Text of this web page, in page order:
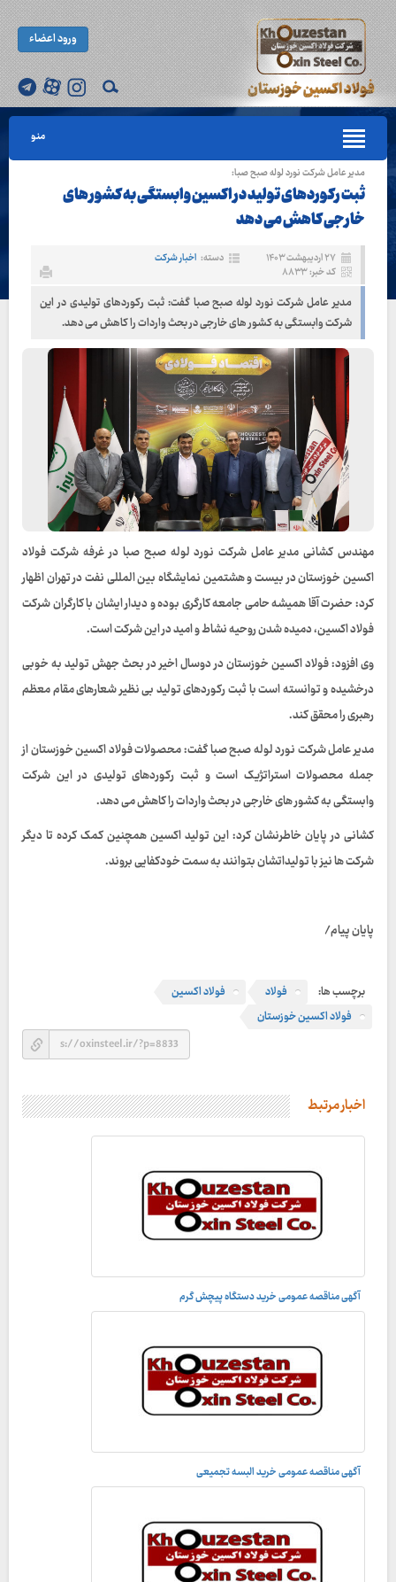
ورود اعضاء
منو
مدیر عامل شرکت نورد لوله صبح صبا:
ثبت رکوردهای تولید در اکسین وابستگی به کشور های
خارجی کاهش می دهد
۲۷ اردیبهشت ۱۴۰۳ دسته: اخبار شرکت
کد خبر: ۸۸۳۳
مدیر عامل شرکت نورد لوله صبح صبا گفت: ثبت رکوردهای تولیدی در این
شرکت وابستگی به کشور های خارجی در بحث واردات را کاهش می دهد.
مهندس کشانی مدیر عامل شرکت نورد لوله صبح صبا در غرفه شرکت فولاد
اکسین خوزستان در بیست و هشتمین‌ نمایشگاه بین المللی نفت در تهران اظهار
کرد: حضرت آقا همیشه حامی جامعه کارگری بوده و دیدار ایشان با کارگران شرکت
فولاد اکسین، دمیده شدن روحیه نشاط و امید در این شرکت است.
وی افزود: فولاد اکسین خوزستان در دوسال اخیر در بحث جهش تولید به خوبی
درخشیده و توانسته است با ثبت رکوردهای تولید بی نظیر شعارهای مقام معظم
رهبری را محقق کند.
مدیر عامل شرکت نورد لوله صبح صبا گفت: محصولات فولاد اکسین خوزستان از
جمله محصولات استراتژیک است و ثبت رکوردهای تولیدی در این شرکت
وابستگی به کشور های خارجی در بحث واردات را کاهش می دهد.
کشانی در پایان خاطرنشان کرد: این تولید اکسین همچنین کمک کرده تا دیگر
شرکت ها نیز با تولیداتشان بتوانند به سمت خودکفایی بروند.
پایان پیام/
برچسب ها: فولاد
فولاد اکسین
فولاد اکسین خوزستان
اخبار مرتبط
آگهی مناقصه عمومی خرید دستگاه پیچش گرم
آگهی مناقصه عمومی خرید البسه تجمیعی